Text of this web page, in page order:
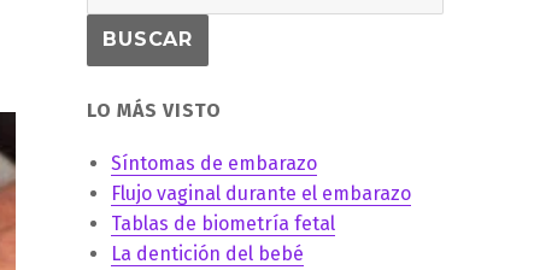
LO MÁS VISTO
Síntomas de embarazo
Flujo vaginal durante el embarazo
Tablas de biometría fetal
La dentición del bebé